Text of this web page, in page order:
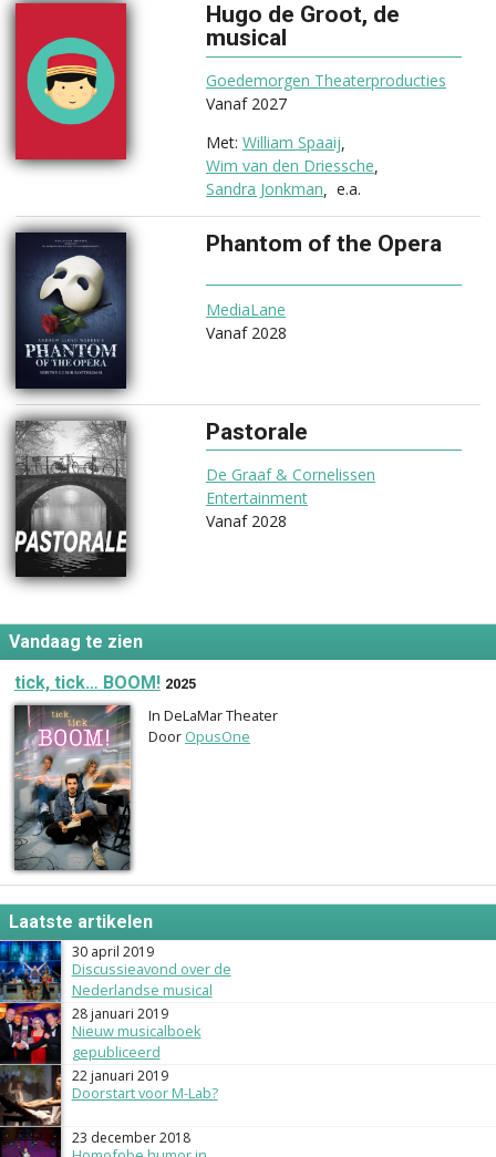
Hugo de Groot, de
musical
Goedemorgen Theaterproducties
Vanaf 2027
William Spaaij
Wim van den Driessche
Sandra Jonkman
e.a.
Phantom of the Opera
MediaLane
Vanaf 2028
Pastorale
De Graaf & Cornelissen
Entertainment
Vanaf 2028
Vandaag te zien
tick, tick… BOOM! 2025
In DeLaMar Theater
Door OpusOne
Laatste artikelen
30 april 2019
Discussieavond over de
Nederlandse musical
28 januari 2019
Nieuw musicalboek
gepubliceerd
22 januari 2019
Doorstart voor M-Lab?
23 december 2018